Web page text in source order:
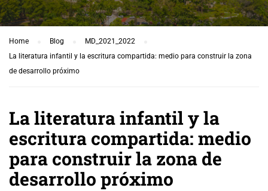
Home Blog
MD_2021_2022
La literatura infantil y la escritura compartida: medio para construir la zona
de desarrollo próximo
La literatura infantil y la
escritura compartida: medio
para construir la zona de
desarrollo próximo